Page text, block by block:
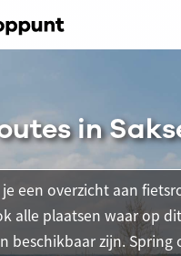
in
een overzicht aan
alle plaatsen waar op
beschikbaar zijn. Spring